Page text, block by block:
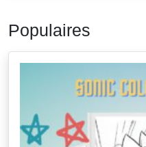
Populaires